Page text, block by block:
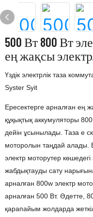
500 Вт 800 Вт
ең жақсы
Үздік электрлік таза
Syster Syit
Ересектерге арналған ең
құқықтық аккумуляторы
дейін ұсынылады. Таза e
моторолын таңдай алады.
электр моторутер
жабдықтауды сату
арналған 800w электр
арналған 500 Вт. Әдетте,
қарапайым жолдарда